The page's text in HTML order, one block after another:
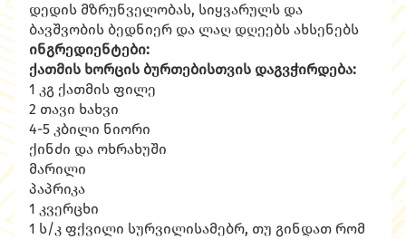
დედის მზრუნველობას, სიყვარულს და
ბავშვობის ბედნიერ და ლაღ დღეებს ახსენებს
ინგრედიენტები:
ქათმის ხორცის ბურთებისთვის დაგვჭირდება:
1 კგ ქათმის ფილე
2 თავი ხახვი
4-5 კბილი ნიორი
ქინძი და ოხრახუში
მარილი
პაპრიკა
1 კვერცხი
1 ს/კ ფქვილი სურვილისამებრ, თუ გინდათ რომ